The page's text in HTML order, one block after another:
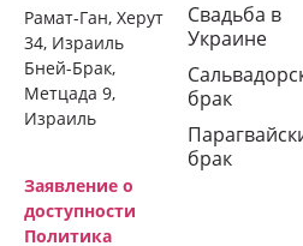
Рамат-Ган, Херут
34, Израиль
Бней-Брак,
Метцада 9,
Израиль
Заявление о
доступности
Политика
Свадьба в
Украине
брак
брак